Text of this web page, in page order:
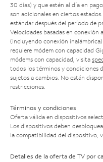
30 días) y que estén al día en
son adicionales en ciertos
estándar después del período de
Velocidades basadas en conexión
(incluyendo conexión
requiere módem con capacidad
módems con capacidad, visita
todos los términos y condiciones
sujetos a cambios. No están
restricciones.
Términos y condiciones
Oferta válida en dispositivos
Los dispositivos deben
la compatibilidad del dispositivo,
Detalles de la oferta de TV por